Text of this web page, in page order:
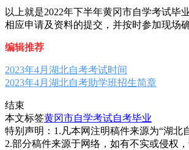
以上就是2022年下半年黄冈市自学考试
相应申请及资料的提交，并按时参加现场确
编辑推荐
2023年4月湖北自考考试时间
2023年4月湖北自考助学班招生简章
结束
本文标签黄冈市自学考试自考毕业
特别声明：1.凡本网注明稿件来源为“湖北
2.部分稿件来源于网络，如有不实或侵权